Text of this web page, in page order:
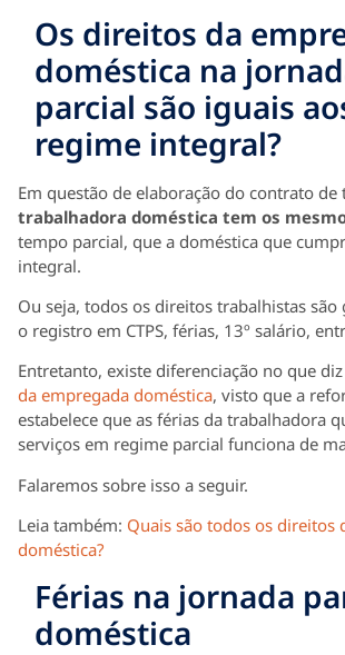
Os direitos da
doméstica na
parcial são iguais
regime integral?
Em questão de elaboração do contrato de
trabalhadora doméstica tem os
tempo parcial, que a doméstica que
integral.
Ou seja, todos os direitos trabalhistas
o registro em CTPS, férias, 13º salário,
Entretanto, existe diferenciação no que
da empregada doméstica, visto que a
estabelece que as férias da trabalhadora
serviços em regime parcial funciona de
Falaremos sobre isso a seguir.
Leia também: Quais são todos os direitos
doméstica?
Férias na jornada
doméstica